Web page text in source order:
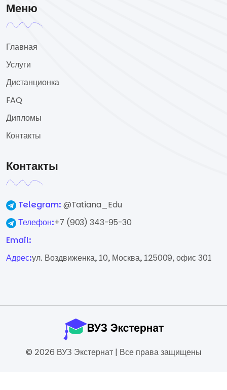
Меню
Главная
Услуги
Дистанционка
FAQ
Дипломы
Контакты
Контакты
Telegram: @Tatiana_Edu
Телефон:+7 (903) 343-95-30
Email:
Адрес:ул. Воздвиженка, 10, Москва, 125009, офис 301
© 2026 ВУЗ Экстернат | Все права защищены